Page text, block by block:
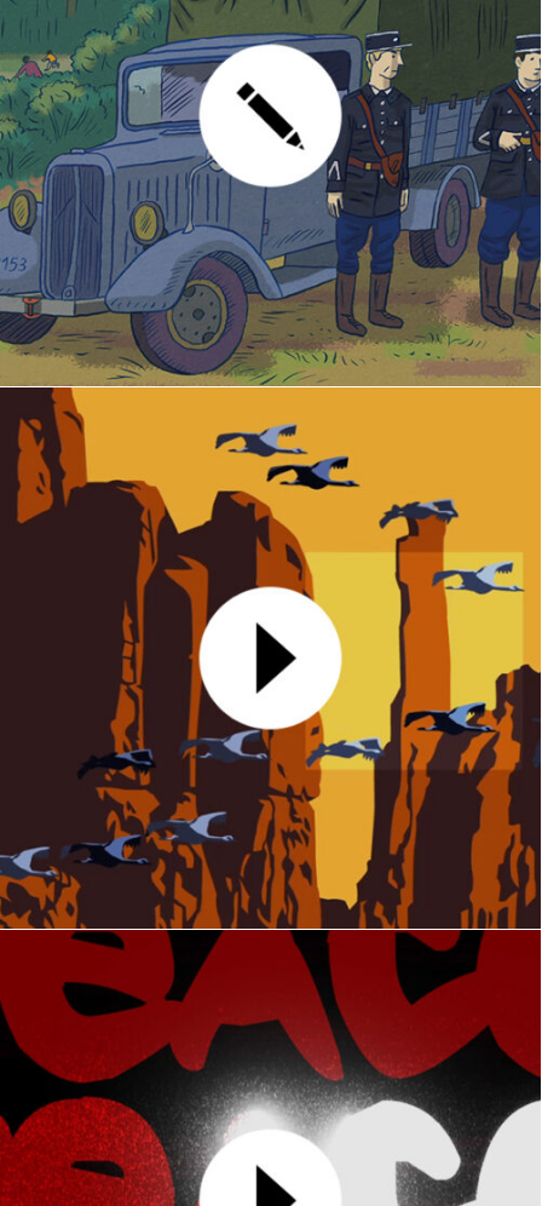
GRAPHISME
Illustrations
MOTION DESIGN
Carte de voeux 2025
MOTION DESIGN